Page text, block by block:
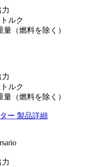
ルク
量（燃料を除く）
ルク
量（燃料を除く）
ー 製品詳細